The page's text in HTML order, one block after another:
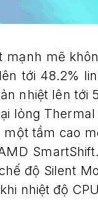
mẽ
tới 48.2%
nhiệt lên tới
lỏng Thermal
tầm cao
độ Silent
nhiệt độ